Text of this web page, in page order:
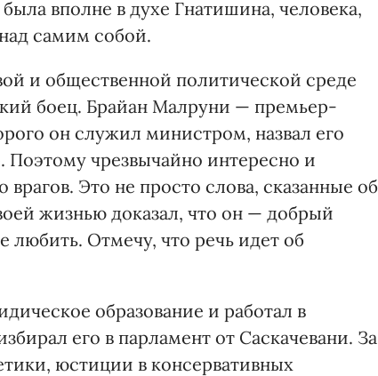
вполне в духе Гнатишина, человека,
самим собой.
и общественной политической среде
боец. Брайан Малруни — премьер-
он служил министром, назвал его
чрезвычайно интересно и
Это не просто слова, сказанные об
жизнью доказал, что он — добрый
любить. Отмечу, что речь идет об
образование и работал в
его в парламент от Саскачевани. За
юстиции в консервативных